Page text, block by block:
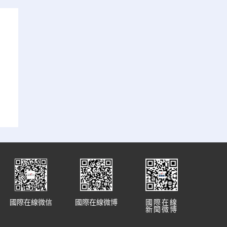
國際在線
新聞微博
國際在線微博
國際在線微信